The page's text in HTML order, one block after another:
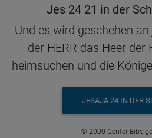
Jes 24 21 in der
Und es wird geschehen
der HERR das Heer der
heimsuchen und die
JESAJA 24 IN DER
© 2000 Genfer